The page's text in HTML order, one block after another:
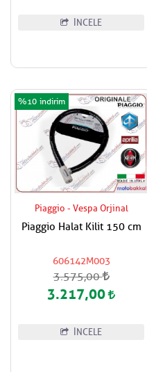
İNCELE
Piaggio - Vespa Orjinal
Piaggio Halat Kilit 150 cm
606142M003
%10
3.575,00
3.217,00
İNCELE